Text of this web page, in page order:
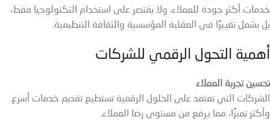
خدمات أكثر جودة للعملاء. ولا يقتصر على استخدام التكنولوجيا فقط،
بل يشمل تغييرًا في العقلية المؤسسية والثقافة التنظيمية.
أهمية التحول الرقمي للشركات
تحسين تجربة العملاء
الشركات التي تعتمد على الحلول الرقمية تستطيع تقديم خدمات أسرع
وأكثر تميزًا، مما يرفع من مستوى رضا العملاء.